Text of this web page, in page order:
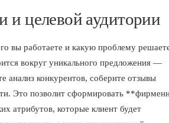
и целевой аудитории
вы работаете и какую проблему
вокруг уникального предложения —
анализ конкурентов, соберите отзывы
Это позволит сформировать
атрибутов, которые клиент будет